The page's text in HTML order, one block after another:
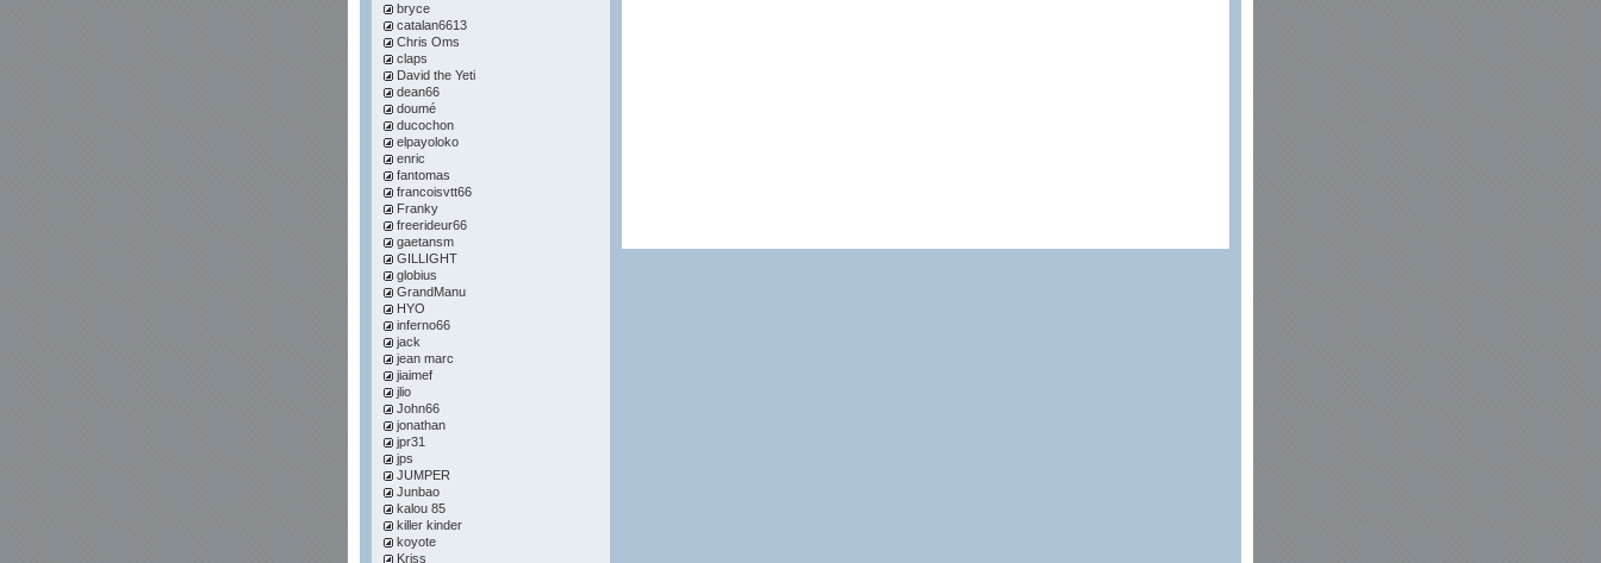
bryce
catalan6613
Chris Oms
claps
David the Yeti
dean66
doumé
ducochon
elpayoloko
enric
fantomas
francoisvtt66
Franky
freerideur66
gaetansm
GILLIGHT
globius
GrandManu
HYO
inferno66
jack
jean marc
jiaimef
jlio
John66
jonathan
jpr31
jps
JUMPER
Junbao
kalou 85
killer kinder
koyote
Kriss